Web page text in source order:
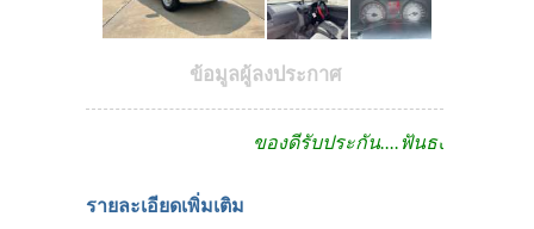
ข้อมูลผู้ลงประกาศ
ของดีรับประกัน....ฟันธง!!
รายละเอียดเพิ่มเติม